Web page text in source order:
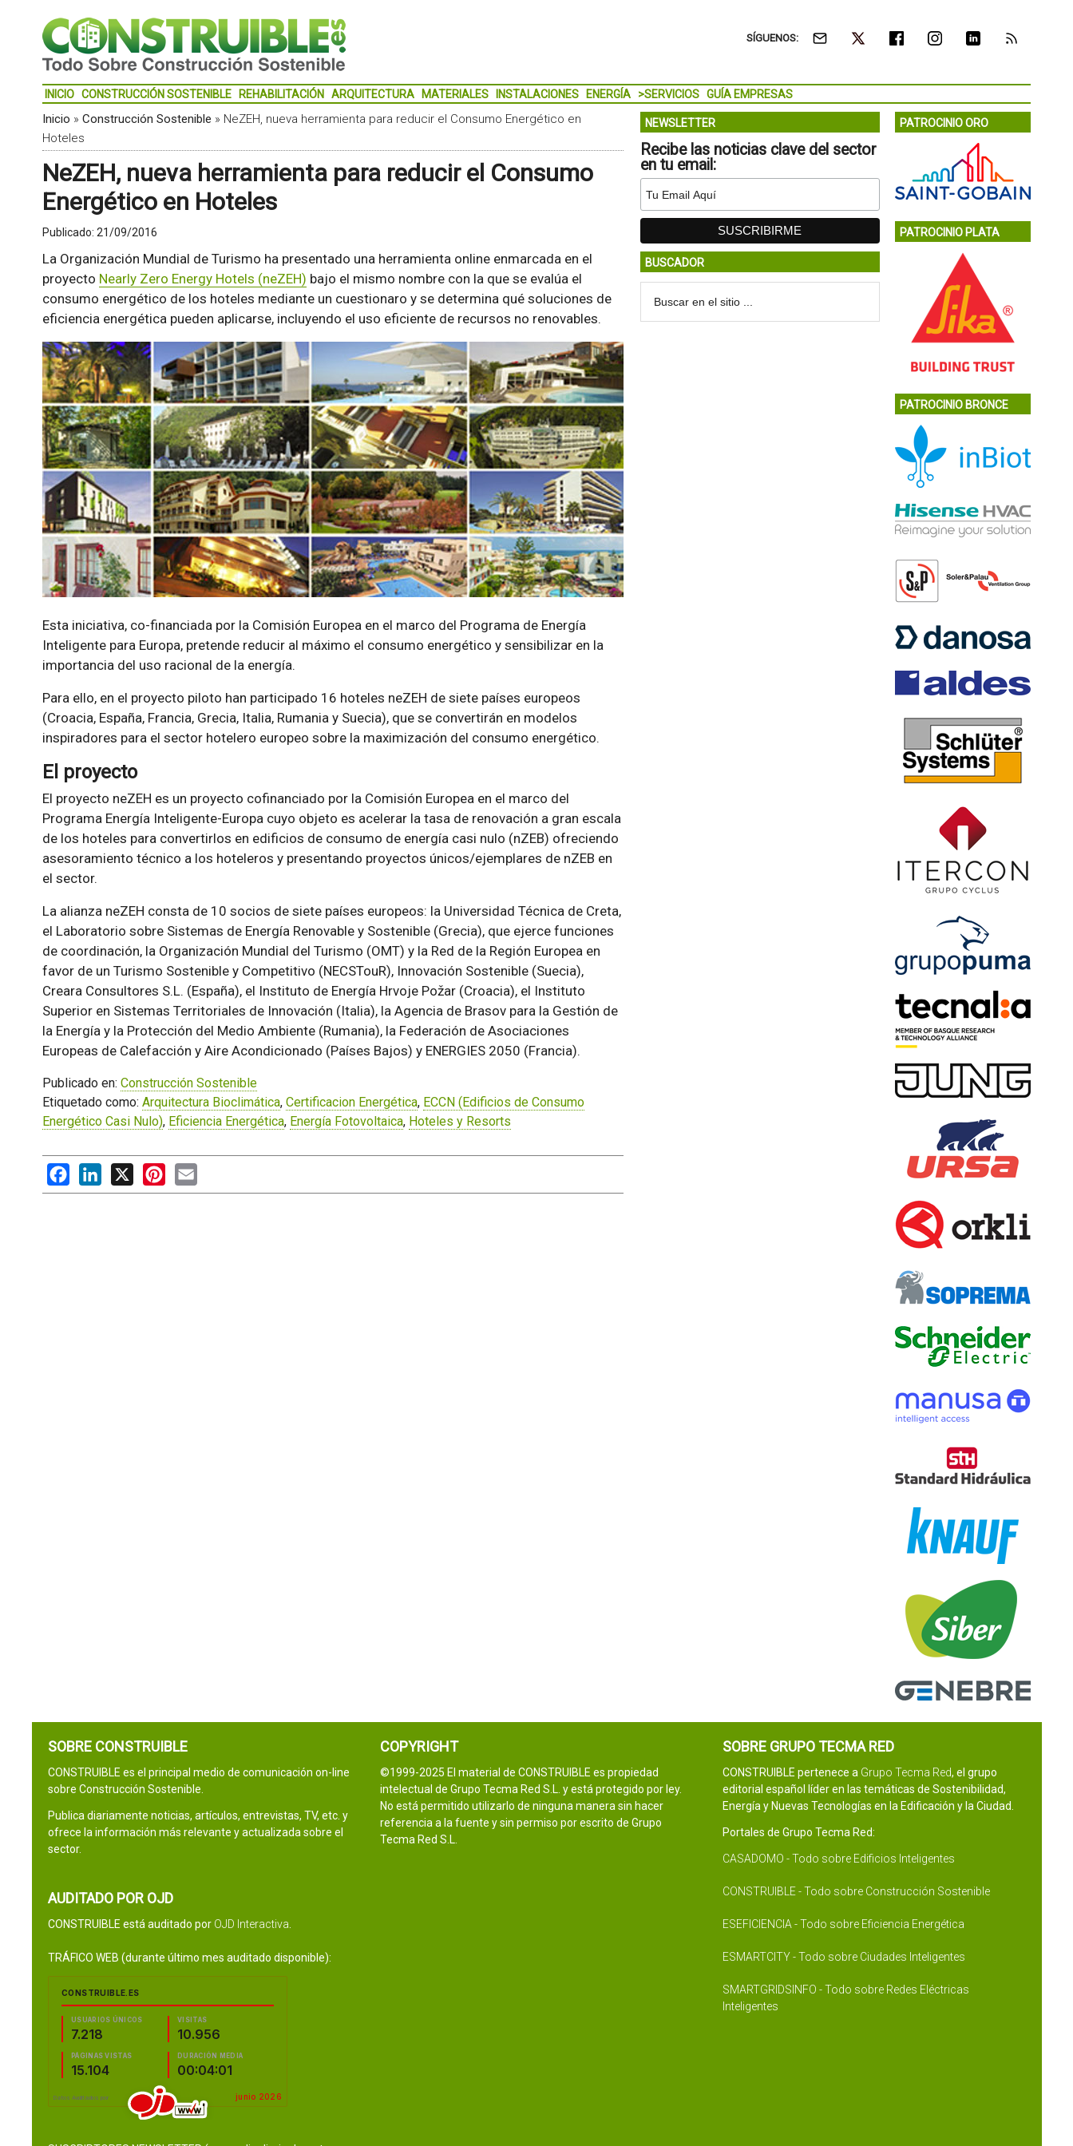
SÍGUENOS:
INICIO CONSTRUCCIÓN SOSTENIBLE REHABILITACIÓN ARQUITECTURA MATERIALES INSTALACIONES ENERGÍA >SERVICIOS GUÍA EMPRESAS
Inicio » Construcción Sostenible » NeZEH, nueva herramienta para reducir el Consumo Energético en
Hoteles
NeZEH, nueva herramienta para reducir el Consumo
Energético en Hoteles
Publicado: 21/09/2016
La Organización Mundial de Turismo ha presentado una herramienta online enmarcada en el
proyecto Nearly Zero Energy Hotels (neZEH) bajo el mismo nombre con la que se evalúa el
consumo energético de los hoteles mediante un cuestionaro y se determina qué soluciones de
eficiencia energética pueden aplicarse, incluyendo el uso eficiente de recursos no renovables.
Esta iniciativa, co-financiada por la Comisión Europea en el marco del Programa de Energía
Inteligente para Europa, pretende reducir al máximo el consumo energético y sensibilizar en la
importancia del uso racional de la energía.
Para ello, en el proyecto piloto han participado 16 hoteles neZEH de siete países europeos
(Croacia, España, Francia, Grecia, Italia, Rumania y Suecia), que se convertirán en modelos
inspiradores para el sector hotelero europeo sobre la maximización del consumo energético.
El proyecto
El proyecto neZEH es un proyecto cofinanciado por la Comisión Europea en el marco del
Programa Energía Inteligente-Europa cuyo objeto es acelerar la tasa de renovación a gran escala
de los hoteles para convertirlos en edificios de consumo de energía casi nulo (nZEB) ofreciendo
asesoramiento técnico a los hoteleros y presentando proyectos únicos/ejemplares de nZEB en
el sector.
La alianza neZEH consta de 10 socios de siete países europeos: la Universidad Técnica de Creta,
el Laboratorio sobre Sistemas de Energía Renovable y Sostenible (Grecia), que ejerce funciones
de coordinación, la Organización Mundial del Turismo (OMT) y la Red de la Región Europea en
favor de un Turismo Sostenible y Competitivo (NECSTouR), Innovación Sostenible (Suecia),
Creara Consultores S.L. (España), el Instituto de Energía Hrvoje Požar (Croacia), el Instituto
Superior en Sistemas Territoriales de Innovación (Italia), la Agencia de Brasov para la Gestión de
la Energía y la Protección del Medio Ambiente (Rumania), la Federación de Asociaciones
Europeas de Calefacción y Aire Acondicionado (Países Bajos) y ENERGIES 2050 (Francia).
Publicado en: Construcción Sostenible
Etiquetado como: Arquitectura Bioclimática, Certificacion Energética, ECCN (Edificios de Consumo
Energético Casi Nulo), Eficiencia Energética, Energía Fotovoltaica, Hoteles y Resorts
FacebookLinkedIn
X PinterestEmail
NEWSLETTER
Recibe las noticias clave del sector
en tu email:
BUSCADOR
PATROCINIO ORO
PATROCINIO PLATA
PATROCINIO BRONCE
SOBRE CONSTRUIBLE
CONSTRUIBLE es el principal medio de comunicación on-line
sobre Construcción Sostenible.
Publica diariamente noticias, artículos, entrevistas, TV, etc. y
ofrece la información más relevante y actualizada sobre el
sector.
AUDITADO POR OJD
CONSTRUIBLE está auditado por OJD Interactiva
TRÁFICO WEB (durante último mes auditado disponible):
COPYRIGHT
©1999-2025 El material de CONSTRUIBLE es propiedad
intelectual de Grupo Tecma Red S.L. y está protegido por ley.
No está permitido utilizarlo de ninguna manera sin hacer
referencia a la fuente y sin permiso por escrito de Grupo
Tecma Red S.L.
SOBRE GRUPO TECMA RED
CONSTRUIBLE pertenece a Grupo Tecma Red, el grupo
editorial español líder en las temáticas de Sostenibilidad,
Energía y Nuevas Tecnologías en la Edificación y la Ciudad.
Portales de Grupo Tecma Red:
CASADOMO - Todo sobre Edificios Inteligentes
CONSTRUIBLE - Todo sobre Construcción Sostenible
ESEFICIENCIA - Todo sobre Eficiencia Energética
ESMARTCITY - Todo sobre Ciudades Inteligentes
SMARTGRIDSINFO - Todo sobre Redes Eléctricas
Inteligentes